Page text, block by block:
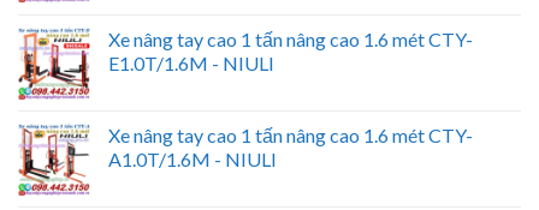
Xe nâng tay cao 1 tấn nâng cao 1.6 mét CTY-
E1.0T/1.6M - NIULI
Xe nâng tay cao 1 tấn nâng cao 1.6 mét CTY-
A1.0T/1.6M - NIULI